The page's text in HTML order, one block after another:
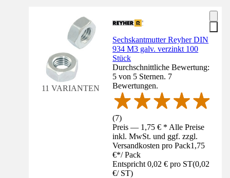
11 VARIANTEN
Sechskantmutter Reyher DIN
934 M3 galv. verzinkt 100
Stück
Durchschnittliche Bewertung:
5 von 5 Sternen. 7
Bewertungen.
(7)
Preis — 1,75 € * Alle Preise
inkl. MwSt. und ggf. zzgl.
Versandkosten pro Pack1,75
€*/ Pack
Entspricht 0,02 € pro ST(0,02
€/ ST)